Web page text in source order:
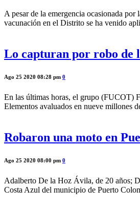
A pesar de la emergencia ocasionada
vacunación en el Distrito se ha venido
Lo capturan por robo de
Ago 25 2020 08:28 pm 0
En las últimas horas, el grupo (FUCOT)
Elementos avaluados en nueve millones
Robaron una moto en
Ago 25 2020 08:00 pm 0
Adalberto De la Hoz Ávila, de 20 años;
Costa Azul del municipio de Puerto